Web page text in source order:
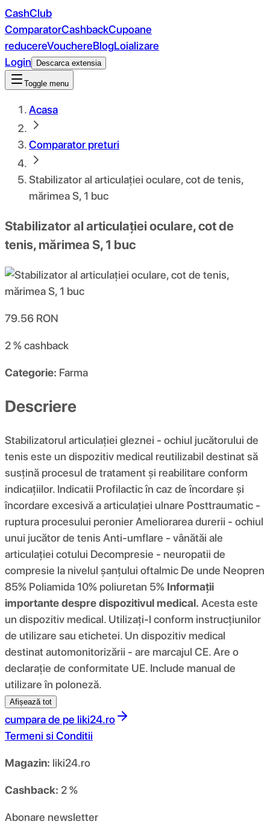
CashClub
ComparatorCashbackCupoane
reducereVouchereBlogLoializare
Login
Descarca extensia
Toggle menu
Acasa
Comparator preturi
Stabilizator al articulației oculare, cot de tenis,
mărimea S, 1 buc
Stabilizator al articulației oculare, cot de
tenis, mărimea S, 1 buc
79.56 RON
2 %cashback
Categorie: Farma
Descriere
Stabilizatorul articulației gleznei - ochiul jucătorului de
tenis este un dispozitiv medical reutilizabil destinat să
susțină procesul de tratament și reabilitare conform
indicațiilor. Indicatii Profilactic în caz de încordare și
încordare excesivă a articulației ulnare Posttraumatic -
ruptura procesului peronier Ameliorarea durerii - ochiul
unui jucător de tenis Anti-umflare - vânătăi ale
articulației cotului Decompresie - neuropatii de
compresie la nivelul șanțului oftalmic De unde Neopren
85% Poliamida 10% poliuretan 5% Informații
importante despre dispozitivul medical. Acesta este
un dispozitiv medical. Utilizați-l conform instrucțiunilor
de utilizare sau etichetei. Un dispozitiv medical
destinat automonitorizării - are marcajul CE. Are o
declarație de conformitate UE. Include manual de
utilizare în poloneză.
Afișează tot
cumpara de pe liki24.ro
Termeni si Conditii
Magazin: liki24.ro
Cashback: 2 %
Abonare newsletter